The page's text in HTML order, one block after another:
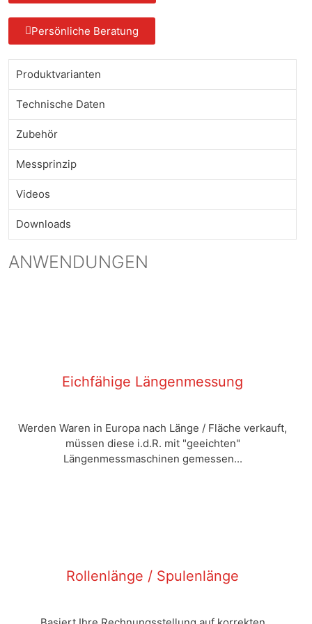
Persönliche Beratung
Produktvarianten
Technische Daten
Zubehör
Messprinzip
Videos
Downloads
ANWENDUNGEN
Eichfähige Längenmessung
Werden Waren in Europa nach Länge / Fläche verkauft,
müssen diese i.d.R. mit "geeichten"
Längenmessmaschinen gemessen...
Rollenlänge / Spulenlänge